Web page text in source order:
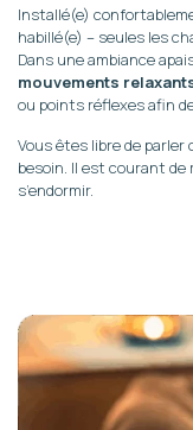
Installé(e)
habillé(e) – seules les
Dans une ambiance
mouvements
ou points réflexes afin
Vous êtes libre de
besoin. Il est courant
s’endormir.